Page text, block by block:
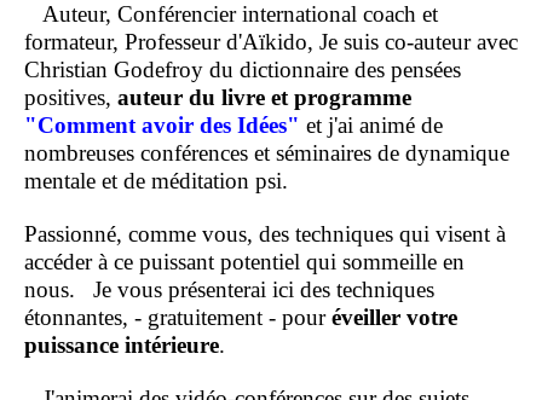
Auteur, Conférencier international coach et
formateur, Professeur d'Aïkido, Je suis co-auteur avec
Christian Godefroy du dictionnaire des pensées
positives, auteur du livre et programme
"Comment avoir des Idées" et j'ai animé de
nombreuses conférences et séminaires de dynamique
mentale et de méditation psi.
Passionné, comme vous, des techniques qui visent à
accéder à ce puissant potentiel qui sommeille en
nous. Je vous présenterai ici des techniques
étonnantes, - gratuitement - pouréveiller votre
puissance intérieure.